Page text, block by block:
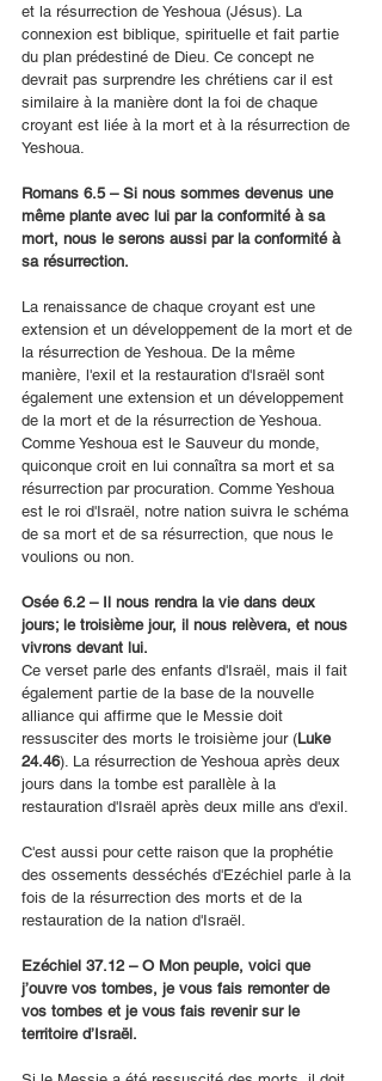
et la résurrection de Yeshoua (Jésus). La
connexion est biblique, spirituelle et fait partie
du plan prédestiné de Dieu. Ce concept ne
devrait pas surprendre les chrétiens car il est
similaire à la manière dont la foi de chaque
croyant est liée à la mort et à la résurrection de
Yeshoua.
Romans 6.5 – Si nous sommes devenus une
même plante avec lui par la conformité à sa
mort, nous le serons aussi par la conformité à
sa résurrection.
La renaissance de chaque croyant est une
extension et un développement de la mort et de
la résurrection de Yeshoua. De la même
manière, l'exil et la restauration d'Israël sont
également une extension et un développement
de la mort et de la résurrection de Yeshoua.
Comme Yeshoua est le Sauveur du monde,
quiconque croit en lui connaîtra sa mort et sa
résurrection par procuration. Comme Yeshoua
est le roi d'Israël, notre nation suivra le schéma
de sa mort et de sa résurrection, que nous le
voulions ou non.
Osée 6.2 – Il nous rendra la vie dans deux
jours; le troisième jour, il nous relèvera, et nous
vivrons devant lui.
Ce verset parle des enfants d'Israël, mais il fait
également partie de la base de la nouvelle
alliance qui affirme que le Messie doit
ressusciter des morts le troisième jour (Luke
24.46). La résurrection de Yeshoua après deux
jours dans la tombe est parallèle à la
restauration d'Israël après deux mille ans d'exil.
C'est aussi pour cette raison que la prophétie
des ossements desséchés d'Ezéchiel parle à la
fois de la résurrection des morts et de la
restauration de la nation d'Israël.
Ezéchiel 37.12 – O Mon peuple, voici que
j’ouvre vos tombes, je vous fais remonter de
vos tombes et je vous fais revenir sur le
territoire d’Israël.